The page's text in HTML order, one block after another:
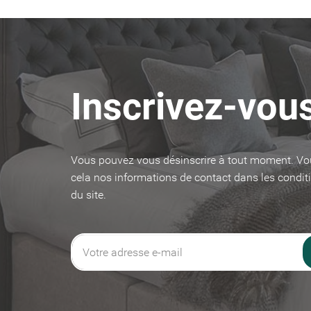
Inscrivez-
Vous pouvez vous désinscrire à tout moment.
cela nos informations de contact dans les
du site.
Ajouter
Créer
Nom de la liste
Vous devez